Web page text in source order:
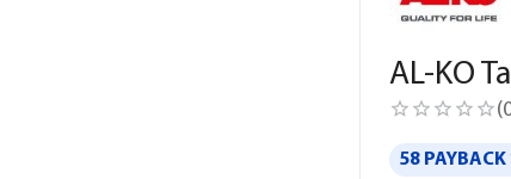
AL-KO
(
58